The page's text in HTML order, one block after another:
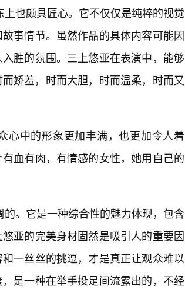
也颇具匠心。它不仅仅是纯粹的视觉
事情节。虽然作品的具体内容可能因
胜的氛围。三上悠亚在表演中，能够
娇羞，时而大胆，时而温柔，时而又
心中的形象更加丰满，也更加令人着
血有肉，有情感的女性，她用自己的
。它是一种综合性的魅力体现，包含
亚的完美身材固然是吸引人的重要因
一丝丝的挑逗，才是真正让观众难以
是一种在举手投足间流露出的，不经